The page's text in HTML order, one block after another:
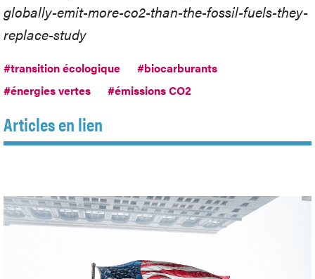
globally-emit-more-co2-than-the-fossil-fuels-they-
replace-study
#transition écologique
#biocarburants
#énergies vertes
#émissions CO2
Articles en lien